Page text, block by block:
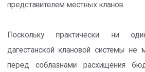
представителем местных кланов.
Поскольку практически ни
дагестанской клановой системы не
перед соблазнами расхищения